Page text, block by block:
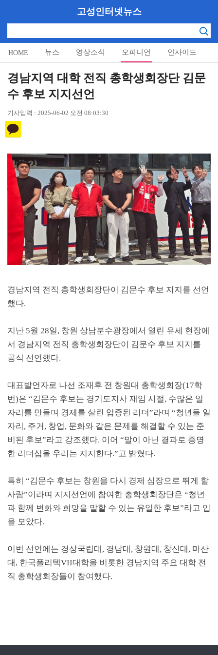
고성인터넷뉴스
HOME 뉴스 영상소식 오피니언 인사이드
알림마당
경남지역 대학 전직 총학생회장단 김문
수 후보 지지선언
기사입력 : 2025-06-02 오전 08:03:30
경남지역 전직 총학생회장단이 김문수 후보 지지를 선언
했다.
지난 5월 28일, 창원 상남분수광장에서 열린 유세 현장에
서 경남지역 전직 총학생회장단이 김문수 후보 지지를
공식 선언했다.
대표발언자로 나선 조재후 전 창원대 총학생회장(17학
번)은 “김문수 후보는 경기도지사 재임 시절 , 수많은 일
자리를 만들며 경제를 살린 입증된 리더”라며 “청년들 일
자리 , 주거 , 창업, 문화와 같은 문제를 해결할 수 있는 준
비된 후보”라고 강조했다. 이어 “말이 아닌 결과로 증명
한 리더십을 우리는 지지한다.”고 밝혔다.
특히 “김문수 후보는 창원을 다시 경제 심장으로 뛰게 할
사람”이라며 지지선언에 참여한 총학생회장단은 “청년
과 함께 변화와 희망을 말할 수 있는 유일한 후보”라고 입
을 모았다.
이번 선언에는 경상국립대 , 경남대 , 창원대 , 창신대 , 마산
대 , 한국폴리텍VII대학을 비롯한 경남지역 주요 대학 전
직 총학생회장들이 참여했다.